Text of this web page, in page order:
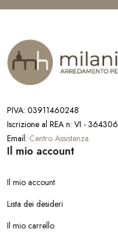
PIVA: 03911460248
Iscrizione al REA n: VI - 364306
Email: Centro Assistenza
Il mio account
Il mio account
Lista dei desideri
Il mio carrello